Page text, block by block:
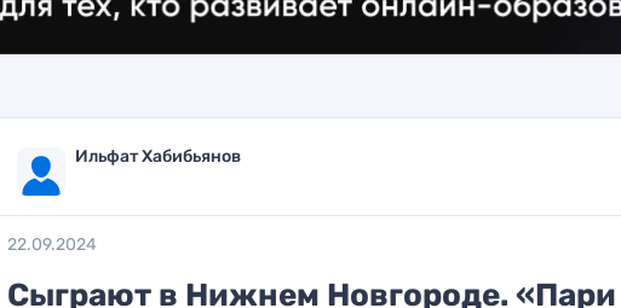
Ильфат Хабибьянов
22.09.2024
Сыграют в Нижнем Новгороде.